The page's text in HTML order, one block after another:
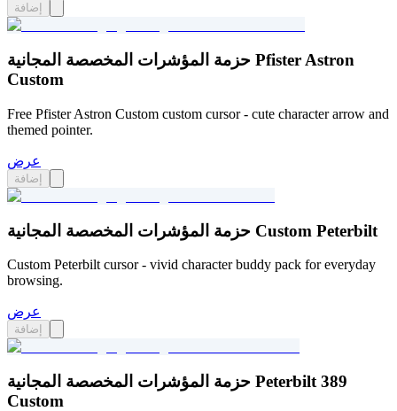
إضافة
حزمة المؤشرات المخصصة المجانية Pfister Astron
Custom
Free Pfister Astron Custom custom cursor - cute character arrow and
themed pointer.
عرض
إضافة
حزمة المؤشرات المخصصة المجانية Custom Peterbilt
Custom Peterbilt cursor - vivid character buddy pack for everyday
browsing.
عرض
إضافة
حزمة المؤشرات المخصصة المجانية Peterbilt 389
Custom